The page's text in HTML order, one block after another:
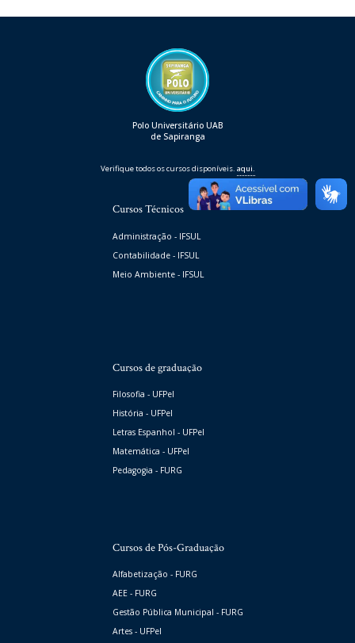
Polo Universitário UAB
de Sapiranga
Verifique todos os cursos disponíveis. aqui.
Cursos Técnicos
Administração - IFSUL
Contabilidade - IFSUL
Meio Ambiente - IFSUL
Cursos de graduação
Filosofia - UFPel
História - UFPel
Letras Espanhol - UFPel
Matemática - UFPel
Pedagogia - FURG
Cursos de Pós-Graduação
Alfabetização - FURG
AEE - FURG
Gestão Pública Municipal - FURG
Artes - UFPel